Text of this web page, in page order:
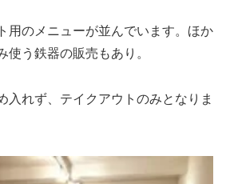
用のメニューが並んでいます。ほか
使う鉄器の販売もあり。
入れず、テイクアウトのみとなりま